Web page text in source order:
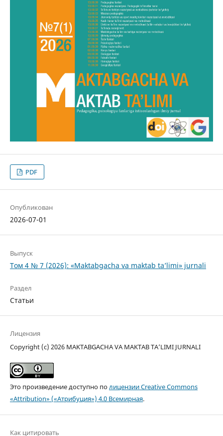
PDF
Опубликован
2026-07-01
Выпуск
Том 4 № 7 (2026): «Maktabgacha va maktab ta’limi» jurnali
Раздел
Статьи
Лицензия
Copyright (c) 2026 MAKTABGACHA VA MAKTAB TA’LIMI JURNALI
Это произведение доступно по лицензии Creative Commons
«Attribution» («Атрибуция») 4.0 Всемирная.
Как цитировать